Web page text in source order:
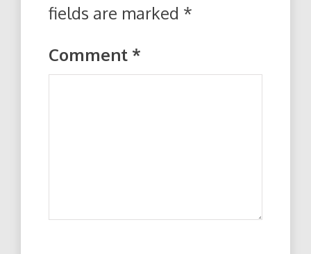
fields are marked *
Comment *